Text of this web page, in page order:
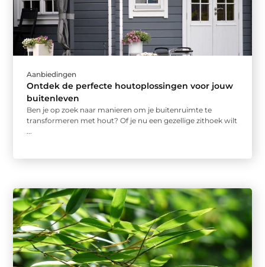
Aanbiedingen
Ontdek de perfecte houtoplossingen voor jouw
buitenleven
Ben je op zoek naar manieren om je buitenruimte te
transformeren met hout? Of je nu een gezellige zithoek wilt